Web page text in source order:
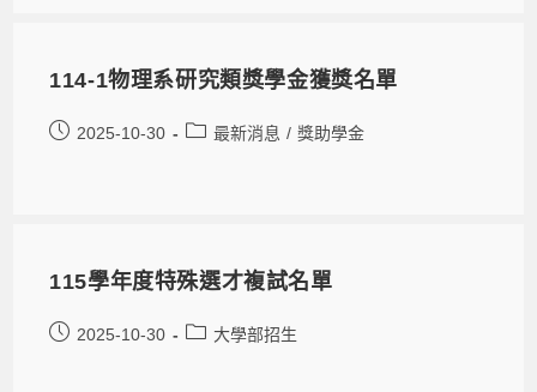
114-1物理系研究類獎學金獲獎名單
2025-10-30 最新消息 / 獎助學金
115學年度特殊選才複試名單
2025-10-30 大學部招生